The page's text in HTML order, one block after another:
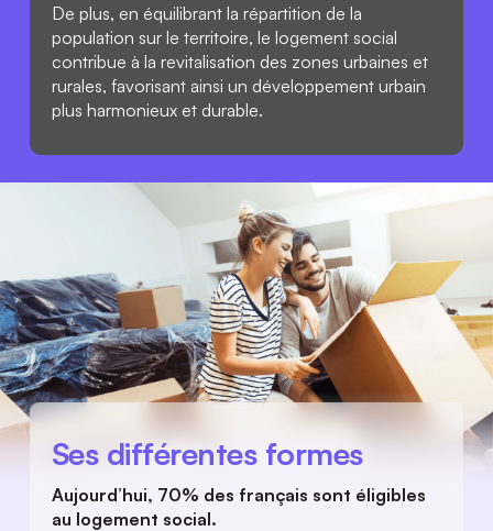
De plus, en équilibrant la répartition de la
population sur le territoire, le logement social
contribue à la revitalisation des zones urbaines et
rurales, favorisant ainsi un développement urbain
plus harmonieux et durable.
Ses différentes formes
Aujourd’hui, 70% des français sont éligibles
au logement social.